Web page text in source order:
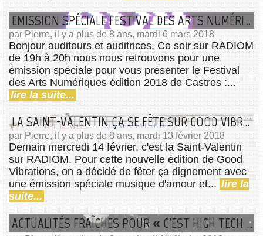
EMISSION SPÉCIALE FESTIVAL DES ARTS NUMÉRIQUES !
par Pierre, il y a plus de 8 ans, mardi 6 mars 2018
Bonjour auditeurs et auditrices, Ce soir sur RADIOM
de 19h à 20h nous nous retrouvons pour une
émission spéciale pour vous présenter le Festival
des Arts Numériques édition 2018 de Castres :...
lire la suite...
LA SAINT-VALENTIN ÇA SE FÊTE SUR GOOD VIBRATIONS !
par Pierre, il y a plus de 8 ans, mardi 13 février 2018
Demain mercredi 14 février, c'est la Saint-Valentin
sur RADIOM. Pour cette nouvelle édition de Good
Vibrations, on a décidé de fêter ça dignement avec
une émission spéciale musique d'amour et... lire la
suite...
ACTUALITÉS FRAÎCHES POUR « C'EST HIGH TECH ! »